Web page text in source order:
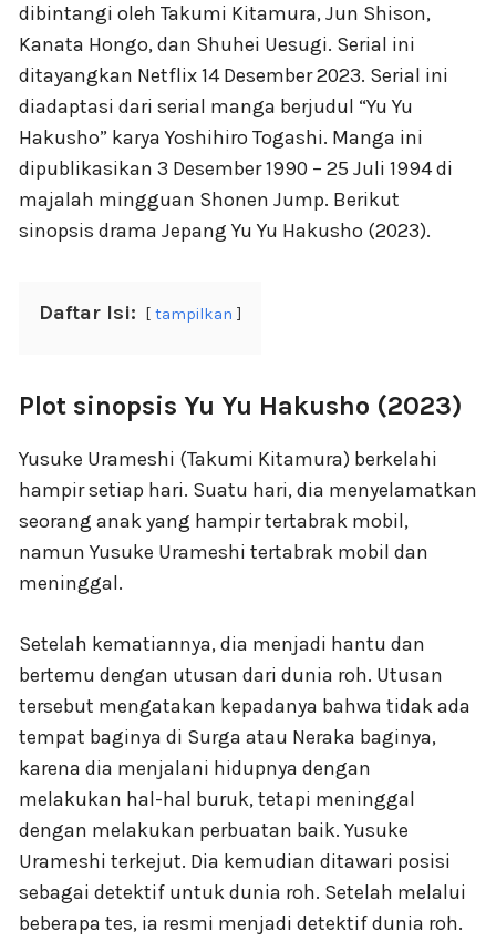
dibintangi oleh Takumi Kitamura, Jun Shison,
Kanata Hongo, dan Shuhei Uesugi. Serial ini
ditayangkan Netflix 14 Desember 2023. Serial ini
diadaptasi dari serial manga berjudul “Yu Yu
Hakusho” karya Yoshihiro Togashi. Manga ini
dipublikasikan 3 Desember 1990 – 25 Juli 1994 di
majalah mingguan Shonen Jump. Berikut
sinopsis drama Jepang Yu Yu Hakusho (2023).
Daftar Isi: tampilkan
Plot sinopsis Yu Yu Hakusho (2023)
Yusuke Urameshi (Takumi Kitamura) berkelahi
hampir setiap hari. Suatu hari, dia menyelamatkan
seorang anak yang hampir tertabrak mobil,
namun Yusuke Urameshi tertabrak mobil dan
meninggal.
Setelah kematiannya, dia menjadi hantu dan
bertemu dengan utusan dari dunia roh. Utusan
tersebut mengatakan kepadanya bahwa tidak ada
tempat baginya di Surga atau Neraka baginya,
karena dia menjalani hidupnya dengan
melakukan hal-hal buruk, tetapi meninggal
dengan melakukan perbuatan baik. Yusuke
Urameshi terkejut. Dia kemudian ditawari posisi
sebagai detektif untuk dunia roh. Setelah melalui
beberapa tes, ia resmi menjadi detektif dunia roh.